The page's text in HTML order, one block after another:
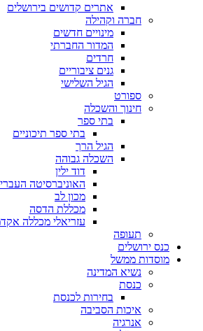
אתרים קדושים בירושלים
חברה וקהילה
מינויים חדשים
המדור החברתי
חרדים
גנים ציבוריים
הגיל השלישי
ספורט
חינוך והשכלה
בתי ספר
בתי ספר תיכוניים
הגיל הרך
השכלה גבוהה
דוד ילין
האוניברסיטה
מכון לב
מכללת הדסה
עזריאלי מכללה
תעופה
כנס ירושלים
מוסדות ממשל
נשיא המדינה
כנסת
בחירות לכנסת
איכות הסביבה
אנרגיה